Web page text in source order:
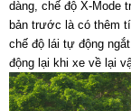
dàng, chế độ X-Mode
bản trước là có thêm
chế độ lái tự động
động lại khi xe về lại